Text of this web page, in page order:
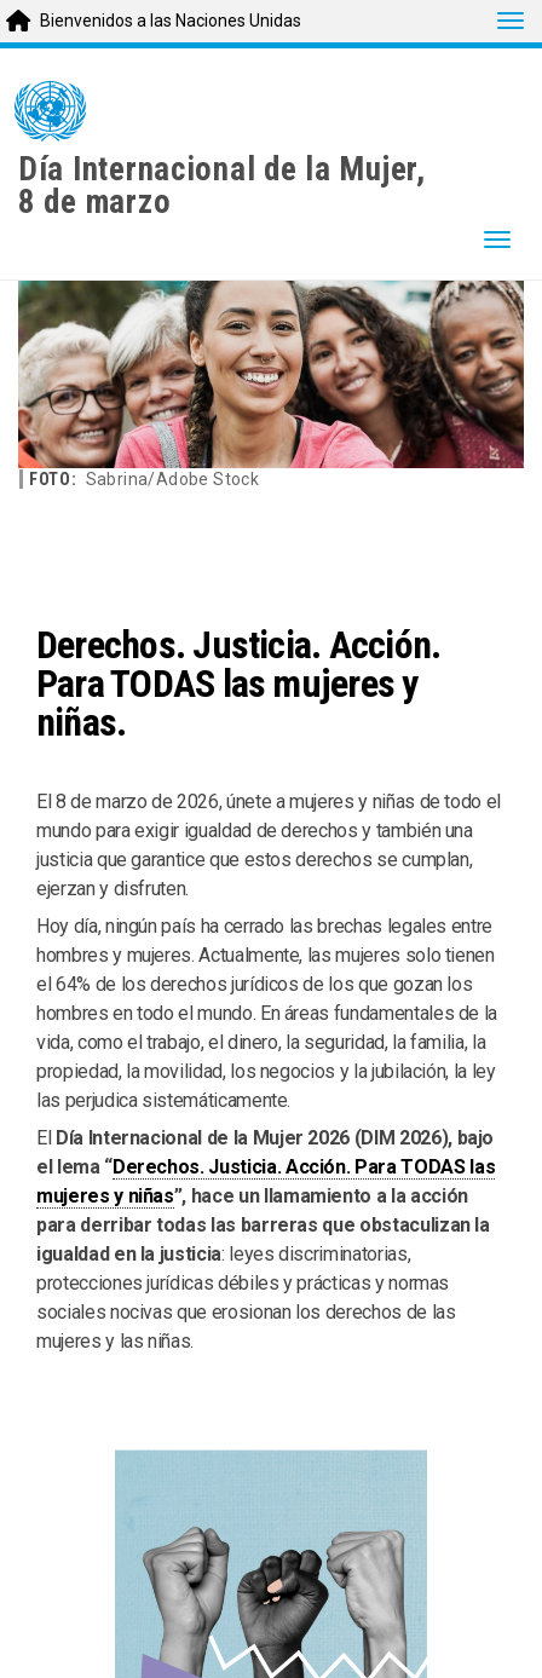
main
content
Bienvenidos a las Naciones Unidas
Día Internacional de la Mujer,
8 de marzo
FOTO: Sabrina/Adobe Stock
Derechos. Justicia. Acción.
Para TODAS las mujeres y
niñas.
El 8 de marzo de 2026, únete a mujeres y niñas de todo el
mundo para exigir igualdad de derechos y también una
justicia que garantice que estos derechos se cumplan,
ejerzan y disfruten.
Hoy día, ningún país ha cerrado las brechas legales entre
hombres y mujeres. Actualmente, las mujeres solo tienen
el 64% de los derechos jurídicos de los que gozan los
hombres en todo el mundo. En áreas fundamentales de la
vida, como el trabajo, el dinero, la seguridad, la familia, la
propiedad, la movilidad, los negocios y la jubilación, la ley
las perjudica sistemáticamente.
El Día Internacional de la Mujer 2026 (DIM 2026), bajo
el lema “Derechos. Justicia. Acción. Para TODAS las
mujeres y niñas”, hace un llamamiento a la acción
para derribar todas las barreras que obstaculizan la
igualdad en la justicia: leyes discriminatorias,
protecciones jurídicas débiles y prácticas y normas
sociales nocivas que erosionan los derechos de las
mujeres y las niñas.